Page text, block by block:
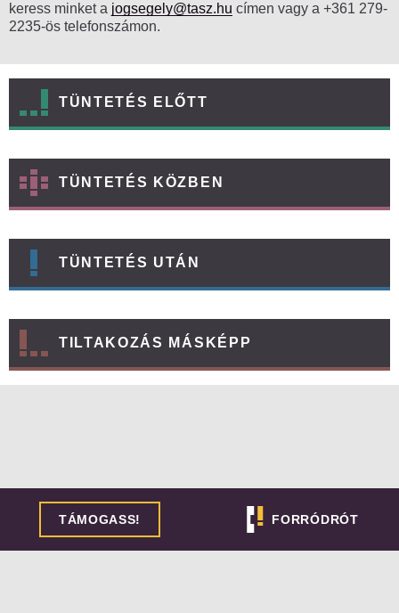
keress minket a jogsegely@tasz.hu címen vagy a +361 279-
2235-ös telefonszámon.
TÜNTETÉS ELŐTT
TÜNTETÉS KÖZBEN
TÜNTETÉS UTÁN
TILTAKOZÁS MÁSKÉPP
TÁMOGASS! FORRÓDRÓT